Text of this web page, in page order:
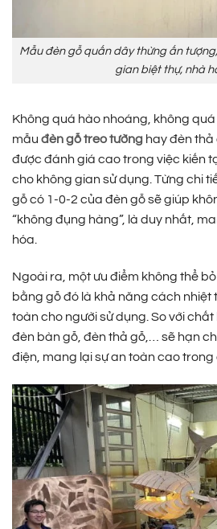
Mẫu đèn gỗ quấn dây thừng ấn
gian biệt thự, nhà
Không quá hào nhoáng, không
mẫu đèn gỗ treo tường hay đèn
được đánh giá cao trong việc kiến
cho không gian sử dụng. Từng chi
gỗ có 1-0-2 của đèn gỗ sẽ giúp
“không đụng hàng”, là duy nhất,
hóa.
Ngoài ra, một ưu điểm không thể
bằng gỗ đó là khả năng cách nhiệt
toàn cho người sử dụng. So với chất
đèn bàn gỗ, đèn thả gỗ,… sẽ hạn
điện, mang lại sự an toàn cao trong